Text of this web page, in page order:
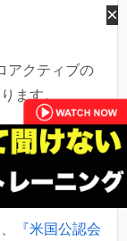
アクティブの
ます。
『米国公認会
×